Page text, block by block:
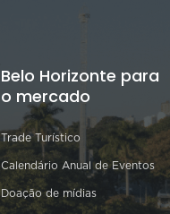
Belo Horizonte para
o mercado
Trade Turístico
Calendário Anual de Eventos
Doação de mídias